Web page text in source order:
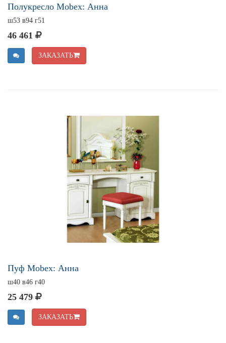
Полукресло Mobex: Анна
ш53 в94 г51
46 461
ЗАКАЗАТЬ
Пуф Mobex: Анна
ш40 в46 г40
25 479
ЗАКАЗАТЬ